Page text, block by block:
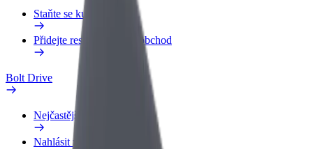
Staňte se kurýrem
Přidejte restauraci nebo obchod
Bolt Drive
Nejčastější otázky
Nahlásit vozidlo